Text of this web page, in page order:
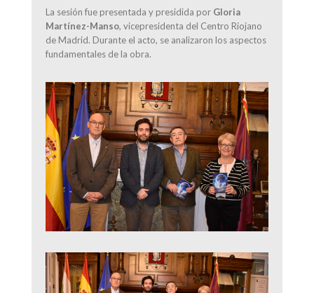
La sesión fue presentada y presidida por Gloria
Martínez-Manso, vicepresidenta del Centro Riojano
de Madrid. Durante el acto, se analizaron los aspectos
fundamentales de la obra.